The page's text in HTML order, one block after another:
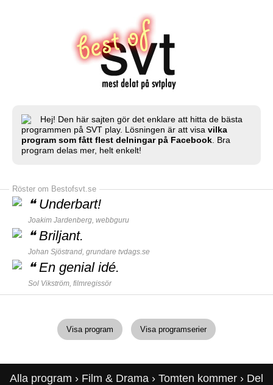
Hej! Den här sajten gör det enklare att hitta de bästa
programmen på SVT play. Lösningen är att visa vilka
program som fått flest delningar på Facebook . Bra
program delas mer, helt enkelt!
Röster om Bestofsvt.se
❝ Underbart!
Joakim Jardenberg, webbguru
❝Briljant.
Johan Sjöstrand, grundare tvdags.se
❝En genial idé.
Sol Vikström, filmregissör
Visa program Visa programserier
Alla program › Film & Drama › Tomten kommer › Del